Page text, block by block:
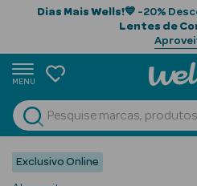
Dias Mais Wells!💙 -20%
Lentes de
MENU
Ver Tudo
Nutrição e Suplementos
Exclusivo Online